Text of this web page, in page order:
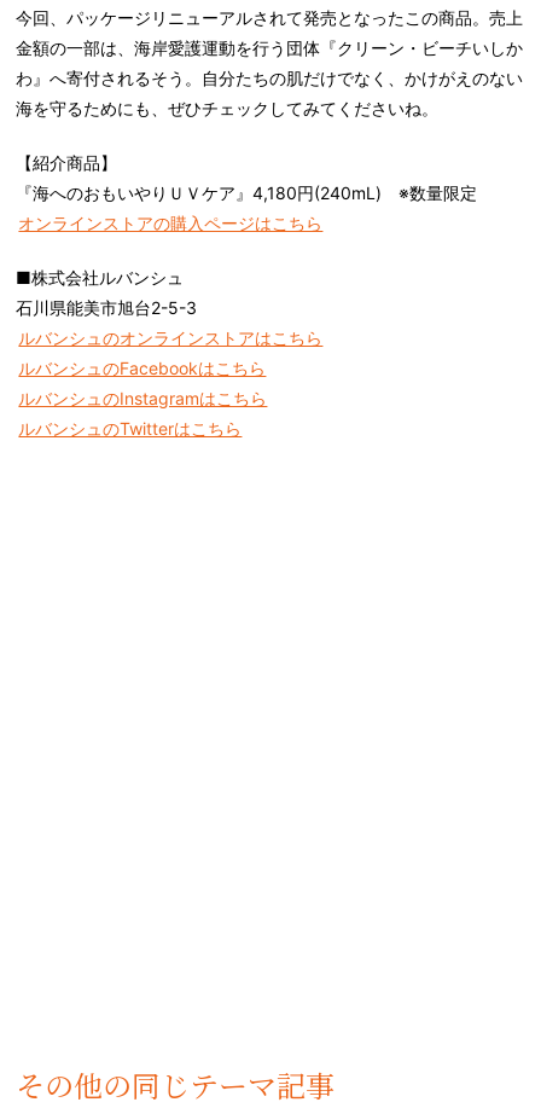
今回、パッケージリニューアルされて発売となったこの商品。売上
金額の一部は、海岸愛護運動を行う団体『クリーン・ビーチいしか
わ』へ寄付されるそう。自分たちの肌だけでなく、かけがえのない
海を守るためにも、ぜひチェックしてみてくださいね。
【紹介商品】
『海へのおもいやりＵＶケア』4,180円(240mL) ※数量限定
オンラインストアの購入ページはこちら
■株式会社ルバンシュ
石川県能美市旭台2-5-3
ルバンシュのオンラインストアはこちら
ルバンシュのFacebookはこちら
ルバンシュのInstagramはこちら
ルバンシュのTwitterはこちら
その他の同じテーマ記事